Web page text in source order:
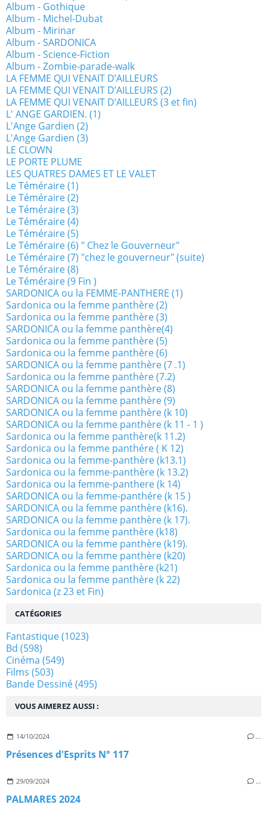
VOUS AIMEREZ AUSSI :
14/10/2024 …
Présences d'Esprits N° 117
29/09/2024 …
PALMARES 2024
Album - Gothique
Album - Michel-Dubat
Album - Mirinar
Album - SARDONICA
Album - Science-Fiction
Album - Zombie-parade-walk
LA FEMME QUI VENAIT D’AILLEURS
LA FEMME QUI VENAIT D’AILLEURS (2)
LA FEMME QUI VENAIT D’AILLEURS (3 et fin)
L' ANGE GARDIEN. (1)
L'Ange Gardien (2)
L'Ange Gardien (3)
LE CLOWN
LE PORTE PLUME
LES QUATRES DAMES ET LE VALET
Le Téméraire (1)
Le Téméraire (2)
Le Téméraire (3)
Le Téméraire (4)
Le Téméraire (5)
Le Téméraire (6) " Chez le Gouverneur"
Le Téméraire (7) "chez le gouverneur" (suite)
Le Téméraire (8)
Le Téméraire (9 Fin )
SARDONICA ou la FEMME-PANTHERE (1)
Sardonica ou la femme panthère (2)
Sardonica ou la femme panthère (3)
SARDONICA ou la femme panthère(4)
Sardonica ou la femme panthère (5)
Sardonica ou la femme panthère (6)
SARDONICA ou la femme panthère (7 .1)
Sardonica ou la femme panthère (7.2)
SARDONICA ou la femme panthère (8)
SARDONICA ou la femme panthère (9)
SARDONICA ou la femme panthère (k 10)
SARDONICA ou la femme panthère (k 11 - 1 )
Sardonica ou la femme panthère(k 11.2)
Sardonica ou la femme panthére ( K 12)
Sardonica ou la femme-panthère (k13.1)
Sardonica ou la femme-panthère (k 13.2)
Sardonica ou la femme-panthere (k 14)
SARDONICA ou la femme-panthére (k 15 )
SARDONICA ou la femme panthère (k16).
SARDONICA ou la femme panthère (k 17).
Sardonica ou la femme panthère (k18)
SARDONICA ou la femme panthère (k19).
SARDONICA ou la femme panthère (k20)
Sardonica ou la femme panthère (k21)
Sardonica ou la femme panthère (k 22)
Sardonica (z 23 et Fin)
CATÉGORIES
Fantastique(1023)
Bd (598)
Cinéma (549)
Films (503)
Bande Dessiné(495)